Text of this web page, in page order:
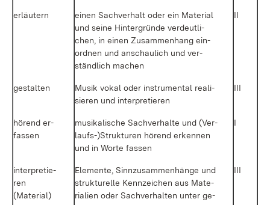
er­läu­tern
ei­nen Sach­ver­halt oder ein Ma­te­ri­al
und sei­ne Hin­ter­grün­de ver­deut­li­
chen, in ei­nen Zu­sam­men­hang ein­
ord­nen und an­schau­lich und ver­
ständ­lich ma­chen
II
ge­stal­ten
Mu­sik vo­kal oder in­stru­men­tal rea­li­
sie­ren und in­ter­pre­tie­ren
III
hö­rend er­
fas­sen
mu­si­ka­li­sche Sach­ver­hal­te und (Ver­
lauf­s-)Struk­tu­ren hö­rend er­ken­nen
und in Wor­te fas­sen
I
in­ter­pre­tie­
ren
(Ma­te­ri­al)
Ele­men­te, Sinn­zu­sam­men­hän­ge und
struk­tu­rel­le Kenn­zei­chen aus Ma­te­
ria­li­en oder Sach­ver­hal­ten un­ter ge­
III